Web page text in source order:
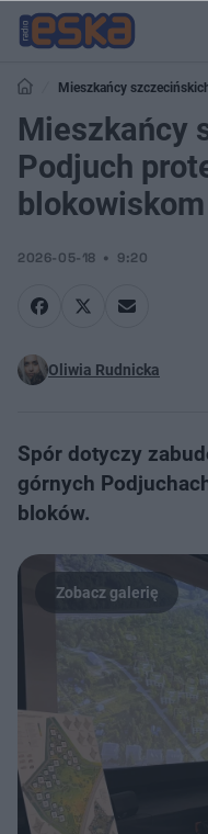
Mieszkańcy
STBS
Mieszkańcy
Podjuch
2026-05-18 9:20
Oliwia Rudnicka
Spór dotyczy
górnych
bloków.